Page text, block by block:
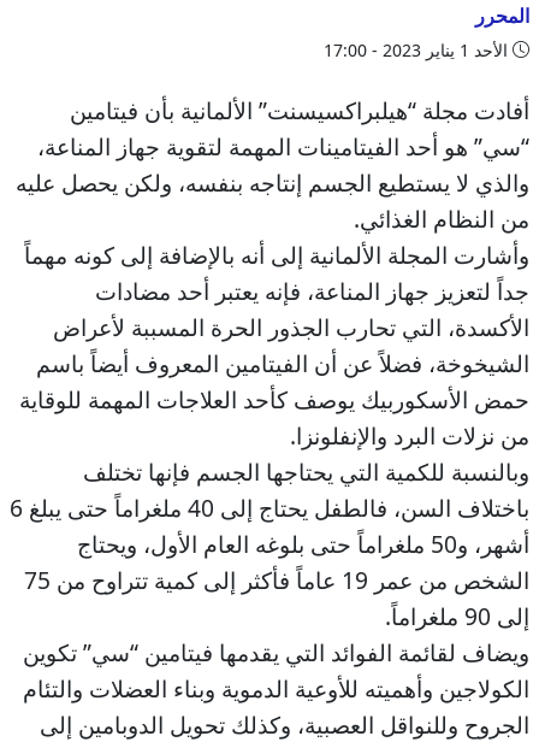
المحرر
الأحد 1 يناير 2023 - 17:00
أفادت مجلة “هيلبراكسيسنت” الألمانية بأن فيتامين
“سي” هو أحد الفيتامينات المهمة لتقوية جهاز المناعة،
والذي لا يستطيع الجسم إنتاجه بنفسه، ولكن يحصل عليه
من النظام الغذائي.
وأشارت المجلة الألمانية إلى أنه بالإضافة إلى كونه مهماً
جداً لتعزيز جهاز المناعة، فإنه يعتبر أحد مضادات
الأكسدة، التي تحارب الجذور الحرة المسببة لأعراض
الشيخوخة، فضلاً عن أن الفيتامين المعروف أيضاً باسم
حمض الأسكوربيك يوصف كأحد العلاجات المهمة للوقاية
من نزلات البرد والإنفلونزا.
وبالنسبة للكمية التي يحتاجها الجسم فإنها تختلف
باختلاف السن، فالطفل يحتاج إلى 40 ملغراماً حتى يبلغ 6
أشهر، و50 ملغراماً حتى بلوغه العام الأول، ويحتاج
الشخص من عمر 19 عاماً فأكثر إلى كمية تتراوح من 75
إلى 90 ملغراماً.
ويضاف لقائمة الفوائد التي يقدمها فيتامين “سي” تكوين
الكولاجين وأهميته للأوعية الدموية وبناء العضلات والتئام
الجروح وللنواقل العصبية، وكذلك تحويل الدوبامين إلى